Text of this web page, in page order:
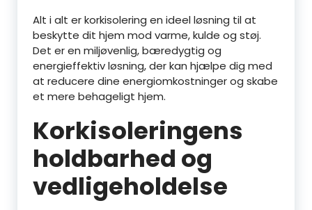
Alt i alt er korkisolering en ideel løsning til at
beskytte dit hjem mod varme, kulde og støj.
Det er en miljøvenlig, bæredygtig og
energieffektiv løsning, der kan hjælpe dig med
at reducere dine energiomkostninger og skabe
et mere behageligt hjem.
Korkisoleringens
holdbarhed og
vedligeholdelse